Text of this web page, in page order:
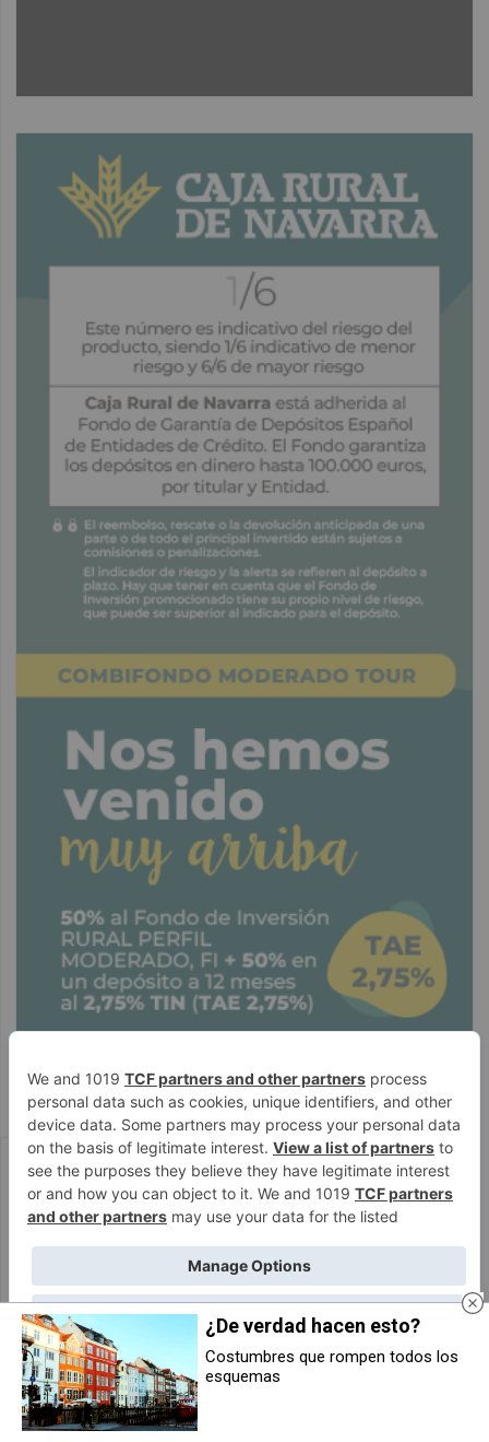
PUBLICIDAD
Nexum Proclean: la empresa que
quiere revolucionar la limpieza
con tecnología y compromiso
ecológico
La esquina de mi tierra trae el
¿De verdad hacen esto?
Costumbres que rompen todos los
esquemas